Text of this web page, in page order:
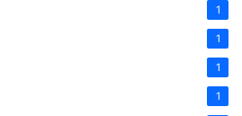
1
1
1
1